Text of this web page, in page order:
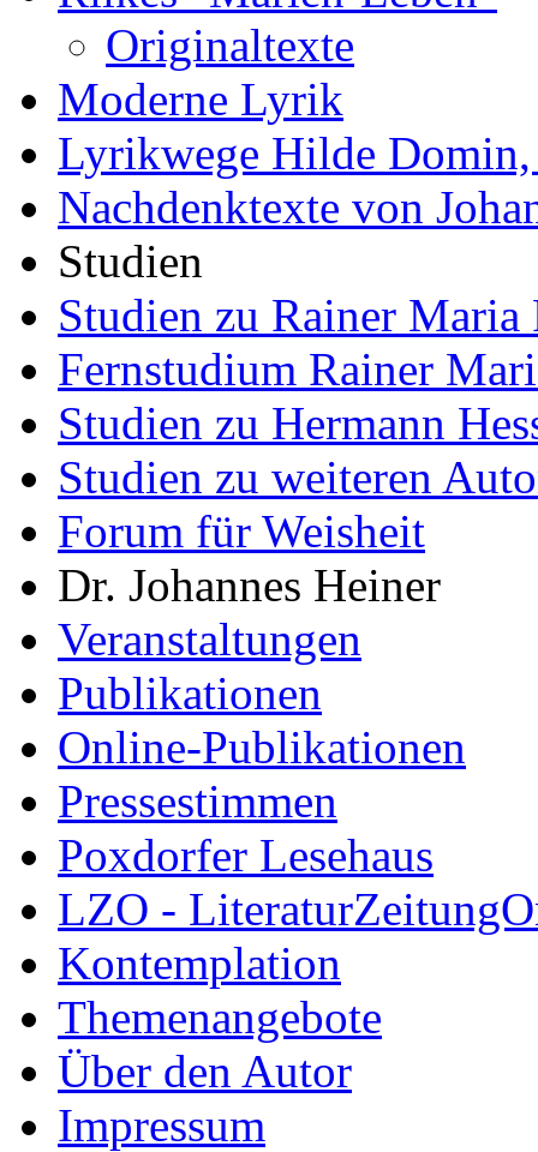
Originaltexte
Moderne Lyrik
Lyrikwege Hilde
Nachdenktexte von
Studien
Studien zu Rainer Maria
Fernstudium Rainer
Studien zu Hermann
Studien zu weiteren
Forum für Weisheit
Dr. Johannes Heiner
Veranstaltungen
Publikationen
Online-Publikationen
Pressestimmen
Poxdorfer Lesehaus
LZO -
Kontemplation
Themenangebote
Über den Autor
Impressum